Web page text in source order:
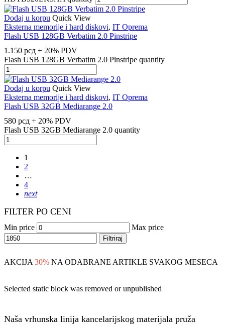
Dodaj u korpu Quick View
Eksterna memorije i hard diskovi, IT Oprema
Flash USB 128GB Verbatim 2.0 Pinstripe
1.150 рсд + 20% PDV
Flash USB 128GB Verbatim 2.0 Pinstripe quantity
Dodaj u korpu Quick View
Eksterna memorije i hard diskovi, IT Oprema
Flash USB 32GB Mediarange 2.0
580 рсд + 20% PDV
Flash USB 32GB Mediarange 2.0 quantity
1
2
…
4
next
FILTER PO CENI
Min price Max price
Filtriraj
AKCIJA 30% NA ODABRANE ARTIKLE SVAKOG MESECA
Selected static block was removed or unpublished
Naša vrhunska linija kancelarijskog materijala pruža